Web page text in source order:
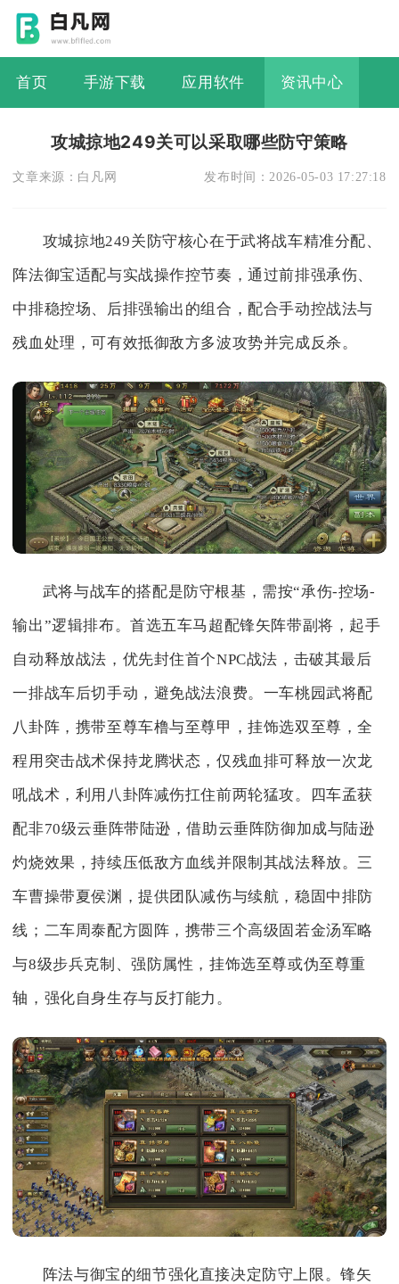
首页 手游下载 应用软件 资讯中心
攻城掠地249关可以采取哪些防守策略
文章来源： 白凡网 发布时间： 2026-05-03 17:27:18
攻城掠地249关防守核心在于武将战车精准分配、
阵法御宝适配与实战操作控节奏，通过前排强承伤、
中排稳控场、后排强输出的组合，配合手动控战法与
残血处理，可有效抵御敌方多波攻势并完成反杀。
武将与战车的搭配是防守根基，需按“承伤-控场-
输出”逻辑排布。首选五车马超配锋矢阵带副将，起手
自动释放战法，优先封住首个NPC战法，击破其最后
一排战车后切手动，避免战法浪费。一车桃园武将配
八卦阵，携带至尊车橹与至尊甲，挂饰选双至尊，全
程用突击战术保持龙腾状态，仅残血排可释放一次龙
吼战术，利用八卦阵减伤扛住前两轮猛攻。四车孟获
配非70级云垂阵带陆逊，借助云垂阵防御加成与陆逊
灼烧效果，持续压低敌方血线并限制其战法释放。三
车曹操带夏侯渊，提供团队减伤与续航，稳固中排防
线；二车周泰配方圆阵，携带三个高级固若金汤军略
与8级步兵克制、强防属性，挂饰选至尊或伪至尊重
轴，强化自身生存与反打能力。
阵法与御宝的细节强化直接决定防守上限。锋矢